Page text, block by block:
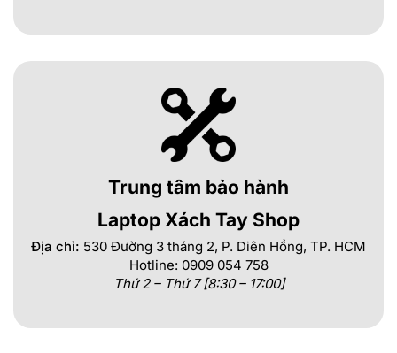
Trung tâm bảo hành
Laptop Xách Tay Shop
Địa chỉ: 530 Đường 3 tháng 2, P. Diên Hồng, TP. HCM
Hotline: 0909 054 758
Thứ 2 – Thứ 7 [8:30 – 17:00]